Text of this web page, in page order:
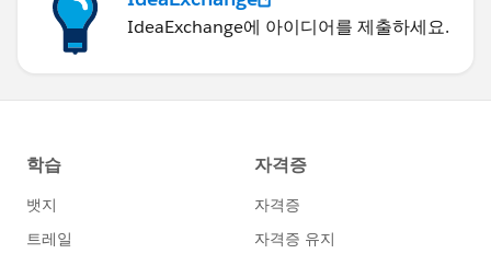
IdeaExchange에 아이디어를 제출하세요.